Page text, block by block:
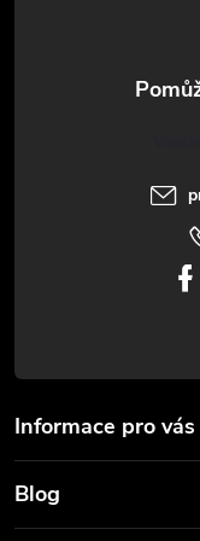
v
ý
p
i
Informace pro vás
Blog